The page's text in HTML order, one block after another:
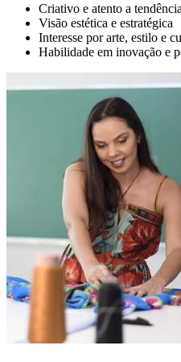
Criativo e atento a
Visão estética e estratégica
Interesse por arte, estilo e
Habilidade em inovação e